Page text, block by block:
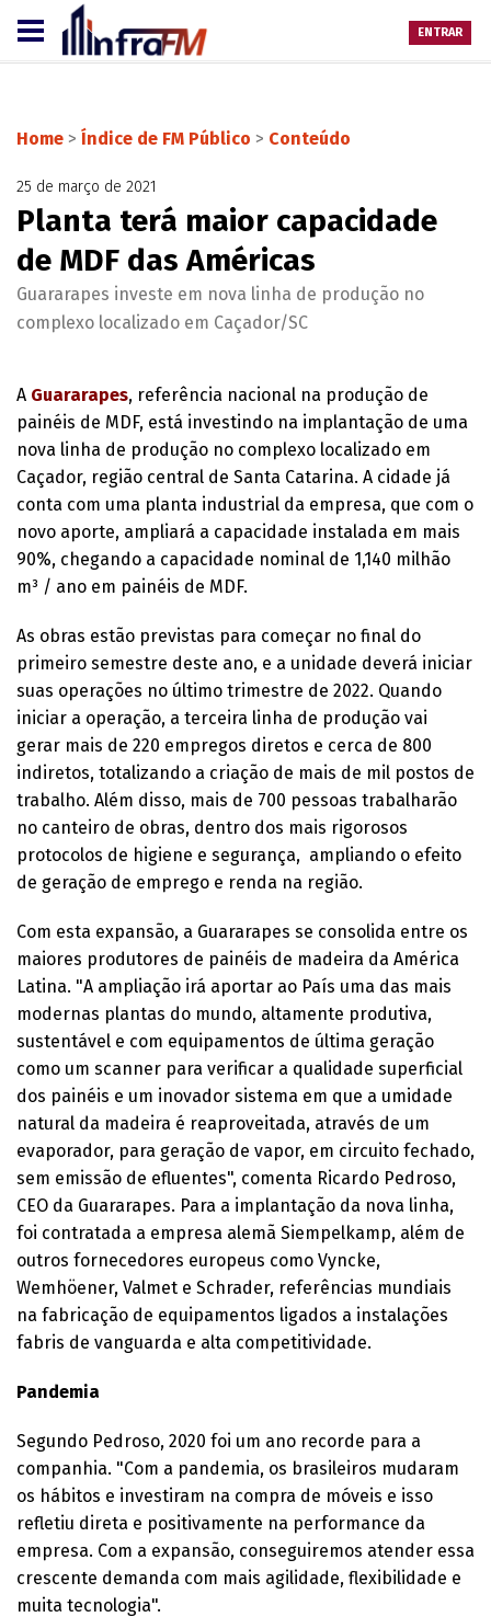
ENTRAR
Home > Índice de FM Público > Conteúdo
25 de março de 2021
Planta terá maior capacidade
de MDF das Américas
Guararapes investe em nova linha de produção no
complexo localizado em Caçador/SC
A Guararapes, referência nacional na produção de
painéis de MDF, está investindo na implantação de uma
nova linha de produção no complexo localizado em
Caçador, região central de Santa Catarina. A cidade já
conta com uma planta industrial da empresa, que com o
novo aporte, ampliará a capacidade instalada em mais
90%, chegando a capacidade nominal de 1,140 milhão
m³ / ano em painéis de MDF.
As obras estão previstas para começar no final do
primeiro semestre deste ano, e a unidade deverá iniciar
suas operações no último trimestre de 2022. Quando
iniciar a operação, a terceira linha de produção vai
gerar mais de 220 empregos diretos e cerca de 800
indiretos, totalizando a criação de mais de mil postos de
trabalho. Além disso, mais de 700 pessoas trabalharão
no canteiro de obras, dentro dos mais rigorosos
protocolos de higiene e segurança, ampliando o efeito
de geração de emprego e renda na região.
Com esta expansão, a Guararapes se consolida entre os
maiores produtores de painéis de madeira da América
Latina. "A ampliação irá aportar ao País uma das mais
modernas plantas do mundo, altamente produtiva,
sustentável e com equipamentos de última geração
como um scanner para verificar a qualidade superficial
dos painéis e um inovador sistema em que a umidade
natural da madeira é reaproveitada, através de um
evaporador, para geração de vapor, em circuito fechado,
sem emissão de efluentes", comenta Ricardo Pedroso,
CEO da Guararapes. Para a implantação da nova linha,
foi contratada a empresa alemã Siempelkamp, além de
outros fornecedores europeus como Vyncke,
Wemhöener, Valmet e Schrader, referências mundiais
na fabricação de equipamentos ligados a instalações
fabris de vanguarda e alta competitividade.
Pandemia
Segundo Pedroso, 2020 foi um ano recorde para a
companhia. "Com a pandemia, os brasileiros mudaram
os hábitos e investiram na compra de móveis e isso
refletiu direta e positivamente na performance da
empresa. Com a expansão, conseguiremos atender essa
crescente demanda com mais agilidade, flexibilidade e
muita tecnologia".